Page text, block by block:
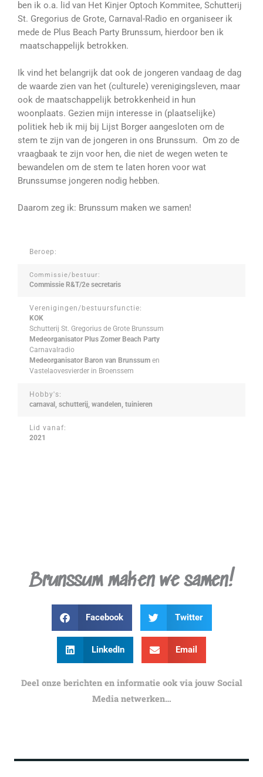
ben ik o.a. lid van Het Kinjer Optoch Kommitee, Schutterij
St. Gregorius de Grote, Carnaval-Radio en organiseer ik
mede de Plus Beach Party Brunssum, hierdoor ben ik
maatschappelijk betrokken.
Ik vind het belangrijk dat ook de jongeren vandaag de dag
de waarde zien van het (culturele) verenigingsleven, maar
ook de maatschappelijk betrokkenheid in hun
woonplaats. Gezien mijn interesse in (plaatselijke)
politiek heb ik mij bij Lijst Borger aangesloten om de
stem te zijn van de jongeren in ons Brunssum. Om zo de
vraagbaak te zijn voor hen, die niet de wegen weten te
bewandelen om de stem te laten horen voor wat
Brunssumse jongeren nodig hebben.
Daarom zeg ik: Brunssum maken we samen!
Beroep:
Commissie/bestuur:
Commissie R&T/2e secretaris
Verenigingen/bestuursfunctie:
KOK
Schutterij St. Gregorius de Grote Brunssum
Medeorganisator Plus Zomer Beach Party
Carnavalradio
Medeorganisator Baron van Brunssum en
Vastelaovesvierder in Broenssem
Hobby's:
carnaval, schutterij, wandelen, tuinieren
Lid vanaf:
2021
Brunssum maken we samen!
Facebook Twitter
LinkedIn Email
Deel onze berichten en informatie ook via jouw Social
Media netwerken…